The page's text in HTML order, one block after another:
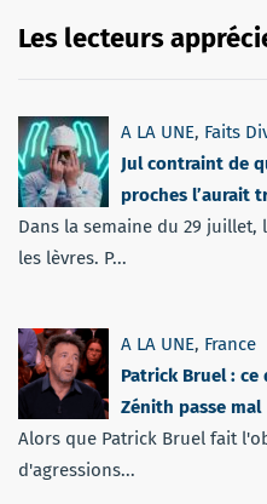
Les lecteurs
A LA UNE, Faits
Jul contraint de
proches l’aurait
Dans la semaine du 29
les lèvres. P...
A LA UNE, France
Patrick Bruel :
Zénith passe mal
Alors que Patrick Bruel fait
d'agressions...